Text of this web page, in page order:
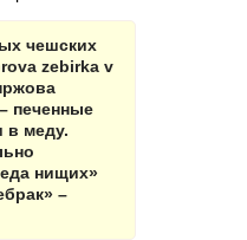
чешских
zebirka v
печенные
в меду.
нищих»
–